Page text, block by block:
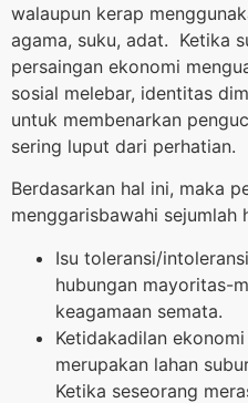
walaupun kerap
agama, suku, adat. Ketika
persaingan ekonomi
sosial melebar, identitas
untuk membenarkan
sering luput dari perhatian.
Berdasarkan hal ini, maka
menggarisbawahi sejumlah
Isu toleransi/
hubungan mayoritas-
keagamaan semata.
Ketidakadilan
merupakan lahan
Ketika seseorang